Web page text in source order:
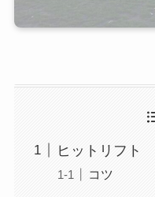
ヒットリフト
コツ